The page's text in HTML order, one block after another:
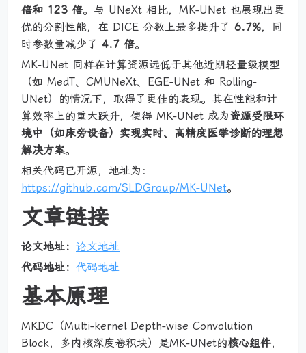
倍和 123 倍。与 UNeXt 相比，MK-UNet 也展现出更
优的分割性能，在 DICE 分数上最多提升了 6.7%，同
时参数量减少了 4.7 倍。
MK-UNet 同样在计算资源远低于其他近期轻量级模型
（如 MedT、CMUNeXt、EGE-UNet 和 Rolling-
UNet）的情况下，取得了更佳的表现。其在性能和计
算效率上的重大跃升，使得 MK-UNet 成为资源受限环
境中（如床旁设备）实现实时、高精度医学诊断的理想
解决方案。
相关代码已开源，地址为：
https://github.com/SLDGroup/MK-UNet。
文章链接
论文地址： 论文地址
代码地址： 代码地址
基本原理
MKDC（Multi-kernel Depth-wise Convolution
Block，多内核深度卷积块）是MK-UNet的核心组件，